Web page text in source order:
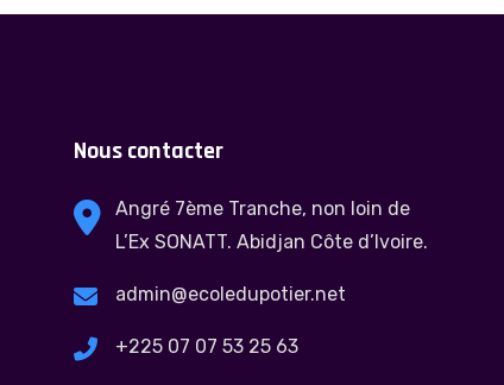
Nous contacter
Angré 7ème Tranche, non loin de
L’Ex SONATT. Abidjan Côte d’Ivoire.
admin@ecoledupotier.net
+225 07 07 53 25 63